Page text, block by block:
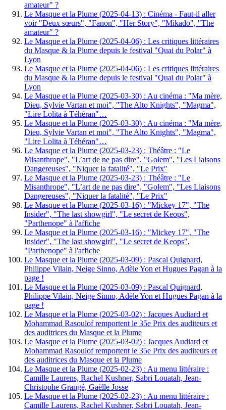
amateur" ?
Le Masque et la Plume (2025-04-13) : Cinéma - Faut-il aller
voir "Deux sœurs", "Fanon", "Her Story", "Mikado", "The
amateur" ?
Le Masque et la Plume (2025-04-06) : Les critiques littéraires
du Masque & la Plume depuis le festival "Quai du Polar" à
Lyon
Le Masque et la Plume (2025-04-06) : Les critiques littéraires
du Masque & la Plume depuis le festival "Quai du Polar" à
Lyon
Le Masque et la Plume (2025-03-30) : Au cinéma : "Ma mère,
Dieu, Sylvie Vartan et moi", "The Alto Knights", "Magma",
"Lire Lolita à Téhéran"…
Le Masque et la Plume (2025-03-30) : Au cinéma : "Ma mère,
Dieu, Sylvie Vartan et moi", "The Alto Knights", "Magma",
"Lire Lolita à Téhéran"…
Le Masque et la Plume (2025-03-23) : Théâtre : "Le
Misanthrope", "L’art de ne pas dire", "Golem", "Les Liaisons
Dangereuses", "Niquer la fatalité", "Le Prix"
Le Masque et la Plume (2025-03-23) : Théâtre : "Le
Misanthrope", "L’art de ne pas dire", "Golem", "Les Liaisons
Dangereuses", "Niquer la fatalité", "Le Prix"
Le Masque et la Plume (2025-03-16) : "Mickey 17", "The
Insider", "The last showgirl", "Le secret de Keops",
"Parthenope" à l'affiche
Le Masque et la Plume (2025-03-16) : "Mickey 17", "The
Insider", "The last showgirl", "Le secret de Keops",
"Parthenope" à l'affiche
Le Masque et la Plume (2025-03-09) : Pascal Quignard,
Philippe Vilain, Neige Sinno, Adèle Yon et Hugues Pagan à la
page !
Le Masque et la Plume (2025-03-09) : Pascal Quignard,
Philippe Vilain, Neige Sinno, Adèle Yon et Hugues Pagan à la
page !
Le Masque et la Plume (2025-03-02) : Jacques Audiard et
Mohammad Rasoulof remportent le 35e Prix des auditeurs et
des auditrices du Masque et la Plume
Le Masque et la Plume (2025-03-02) : Jacques Audiard et
Mohammad Rasoulof remportent le 35e Prix des auditeurs et
des auditrices du Masque et la Plume
Le Masque et la Plume (2025-02-23) : Au menu littéraire :
Camille Laurens, Rachel Kushner, Sabri Louatah, Jean-
Christophe Grangé, Gaëlle Josse
Le Masque et la Plume (2025-02-23) : Au menu littéraire :
Camille Laurens, Rachel Kushner, Sabri Louatah, Jean-